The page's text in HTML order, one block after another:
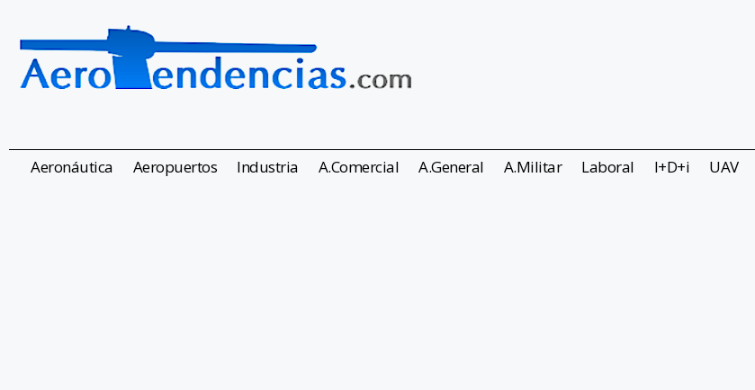
Aeronáutica Aeropuertos Industria A.Comercial A.General A.Militar Laboral I+D+i UAV